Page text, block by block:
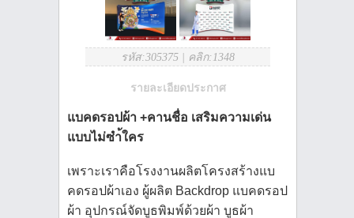
รหัส:305375 คลิก:1348
รายละเอียดประกาศ
แบคดรอปผ้า +คานชื่อ เสริมความเด่น
แบบไม่ซำ้ใคร
เพราะเราคือโรงงานผลิตโครงสร้างแบ
คดรอปผ้าเอง ผู้ผลิต Backdrop แบคดรอป
ผ้า อุปกรณ์จัดบูธพิมพ์ด้วยผ้า บูธผ้า